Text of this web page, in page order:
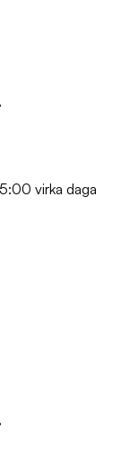
virka daga